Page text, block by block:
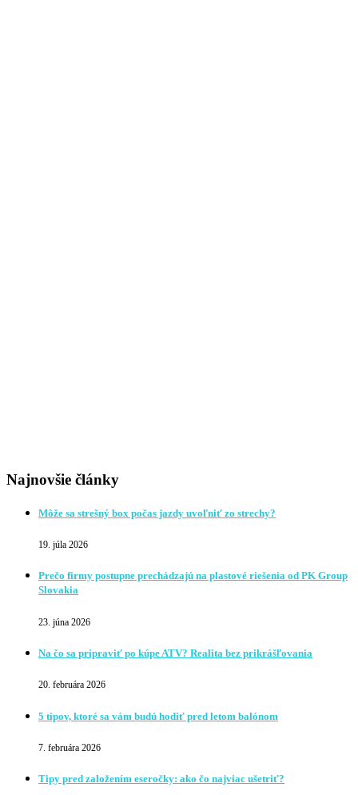
Najnovšie články
Môže sa strešný box počas jazdy uvoľniť zo strechy?
19. júla 2026
Prečo firmy postupne prechádzajú na plastové riešenia od PK Group
Slovakia
23. júna 2026
Na čo sa pripraviť po kúpe ATV? Realita bez prikrášľovania
20. februára 2026
5 tipov, ktoré sa vám budú hodiť pred letom balónom
7. februára 2026
Tipy pred založením eseročky: ako čo najviac ušetriť?